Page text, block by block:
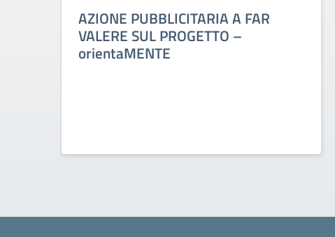
AZIONE PUBBLICITARIA A FAR
VALERE SUL PROGETTO –
orientaMENTE